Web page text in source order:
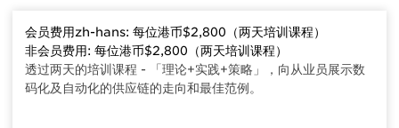
会员费用zh-hans: 每位港币$2,800（两天培训课程）
非会员费用: 每位港币$2,800（两天培训课程）
透过两天的培训课程 - 「理论+实践+策略」，向从业员展示数
码化及自动化的供应链的走向和最佳范例。